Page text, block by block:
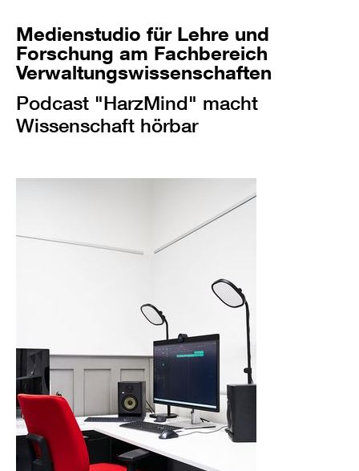
Medienstudio für Lehre und
Forschung am Fachbereich
Verwaltungswissenschaften
Podcast "HarzMind" macht
Wissenschaft hörbar